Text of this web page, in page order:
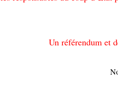
Un référendum et